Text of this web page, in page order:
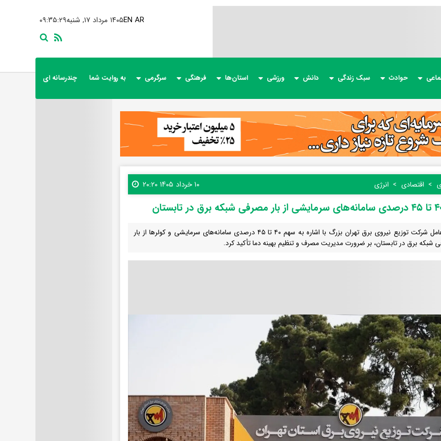
۰۹:۳۵:۳۱ ۱۴۰۵ مرداد ۱۷, شنبهEN AR
حوادث سبک زندگی دانش ورزشی استان‌ها فرهنگی سرگرمی به روایت شما چندرسانه ای
اقتصادی انرژی ۱۰ خرداد ۱۴۰۵ ۲۰:۲۰
مدیرعامل شرکت توزیع نیروی برق تهران بزرگ با اشاره به سهم ۴۰ تا ۴۵ درصدی سامانه‌های سرمایشی و کولرها از بار
شبکه برق در تابستان، بر ضرورت مدیریت مصرف و تنظیم بهینه دما تأکید کرد.